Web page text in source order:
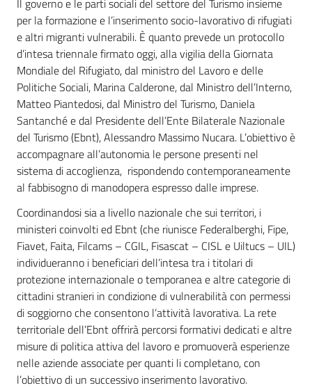
Il governo e le parti sociali del settore del Turismo insieme
per la formazione e l’inserimento socio-lavorativo di rifugiati
e altri migranti vulnerabili. È quanto prevede un protocollo
d’intesa triennale firmato oggi, alla vigilia della Giornata
Mondiale del Rifugiato, dal ministro del Lavoro e delle
Politiche Sociali, Marina Calderone, dal Ministro dell’Interno,
Matteo Piantedosi, dal Ministro del Turismo, Daniela
Santanché e dal Presidente dell’Ente Bilaterale Nazionale
del Turismo (Ebnt), Alessandro Massimo Nucara. L’obiettivo è
accompagnare all’autonomia le persone presenti nel
sistema di accoglienza, rispondendo contemporaneamente
al fabbisogno di manodopera espresso dalle imprese.
Coordinandosi sia a livello nazionale che sui territori, i
ministeri coinvolti ed Ebnt (che riunisce Federalberghi, Fipe,
Fiavet, Faita, Filcams – CGIL, Fisascat – CISL e Uiltucs – UIL)
individueranno i beneficiari dell’intesa tra i titolari di
protezione internazionale o temporanea e altre categorie di
cittadini stranieri in condizione di vulnerabilità con permessi
di soggiorno che consentono l’attività lavorativa. La rete
territoriale dell’Ebnt offrirà percorsi formativi dedicati e altre
misure di politica attiva del lavoro e promuoverà esperienze
nelle aziende associate per quanti li completano, con
l’obiettivo di un successivo inserimento lavorativo.